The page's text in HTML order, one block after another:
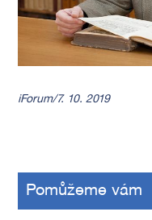
iForum/7. 10. 2019
Pomůžeme vám